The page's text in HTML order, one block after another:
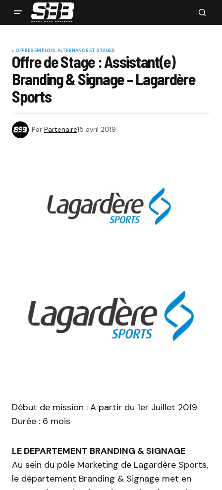
OFFRES EMPLOIS, ALTERNANCE ET STAGES
Offre de Stage : Assistant(e)
Branding & Signage – Lagardère
Sports
Par Partenaire15 avril 2019
Début de mission : A partir du 1er Juillet 2019
Durée : 6 mois
LE DEPARTEMENT BRANDING & SIGNAGE
Au sein du pôle Marketing de Lagardère Sports,
le département Branding & Signage met en